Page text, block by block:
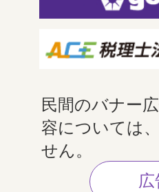
民間のバナー
容については
せん。